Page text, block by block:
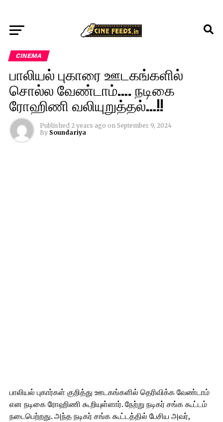
CINEMA
பாலியல் புகாரை ஊடகங்களில்
சொல்ல வேண்டாம்…. நடிகை
ரோஹிணி வலியுறுத்தல்…!!
Published 2 years ago on September 9, 2024
By Soundariya
பாலியல் புகார்கள் குறித்து ஊடகங்களில் தெரிவிக்க வேண்டாம்
என நடிகை ரோஹிணி கூறியுள்ளார். நேற்று நடிகர் சங்க கூட்டம்
நடைபெற்றது. அந்த நடிகர் சங்க கூட்டத்தில் பேசிய அவர்,